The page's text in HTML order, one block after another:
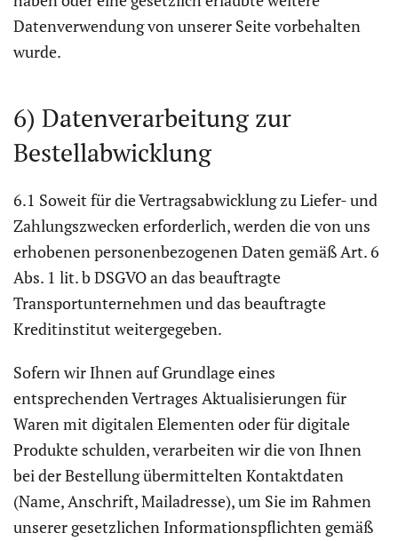
Datenverwendung von unserer Seite vorbehalten
wurde.
6) Datenverarbeitung zur
Bestellabwicklung
6.1 Soweit für die Vertragsabwicklung zu Liefer- und
Zahlungszwecken erforderlich, werden die von uns
erhobenen personenbezogenen Daten gemäß Art. 6
Abs. 1 lit. b DSGVO an das beauftragte
Transportunternehmen und das beauftragte
Kreditinstitut weitergegeben.
Sofern wir Ihnen auf Grundlage eines
entsprechenden Vertrages Aktualisierungen für
Waren mit digitalen Elementen oder für digitale
Produkte schulden, verarbeiten wir die von Ihnen
bei der Bestellung übermittelten Kontaktdaten
(Name, Anschrift, Mailadresse), um Sie im Rahmen
unserer gesetzlichen Informationspflichten gemäß